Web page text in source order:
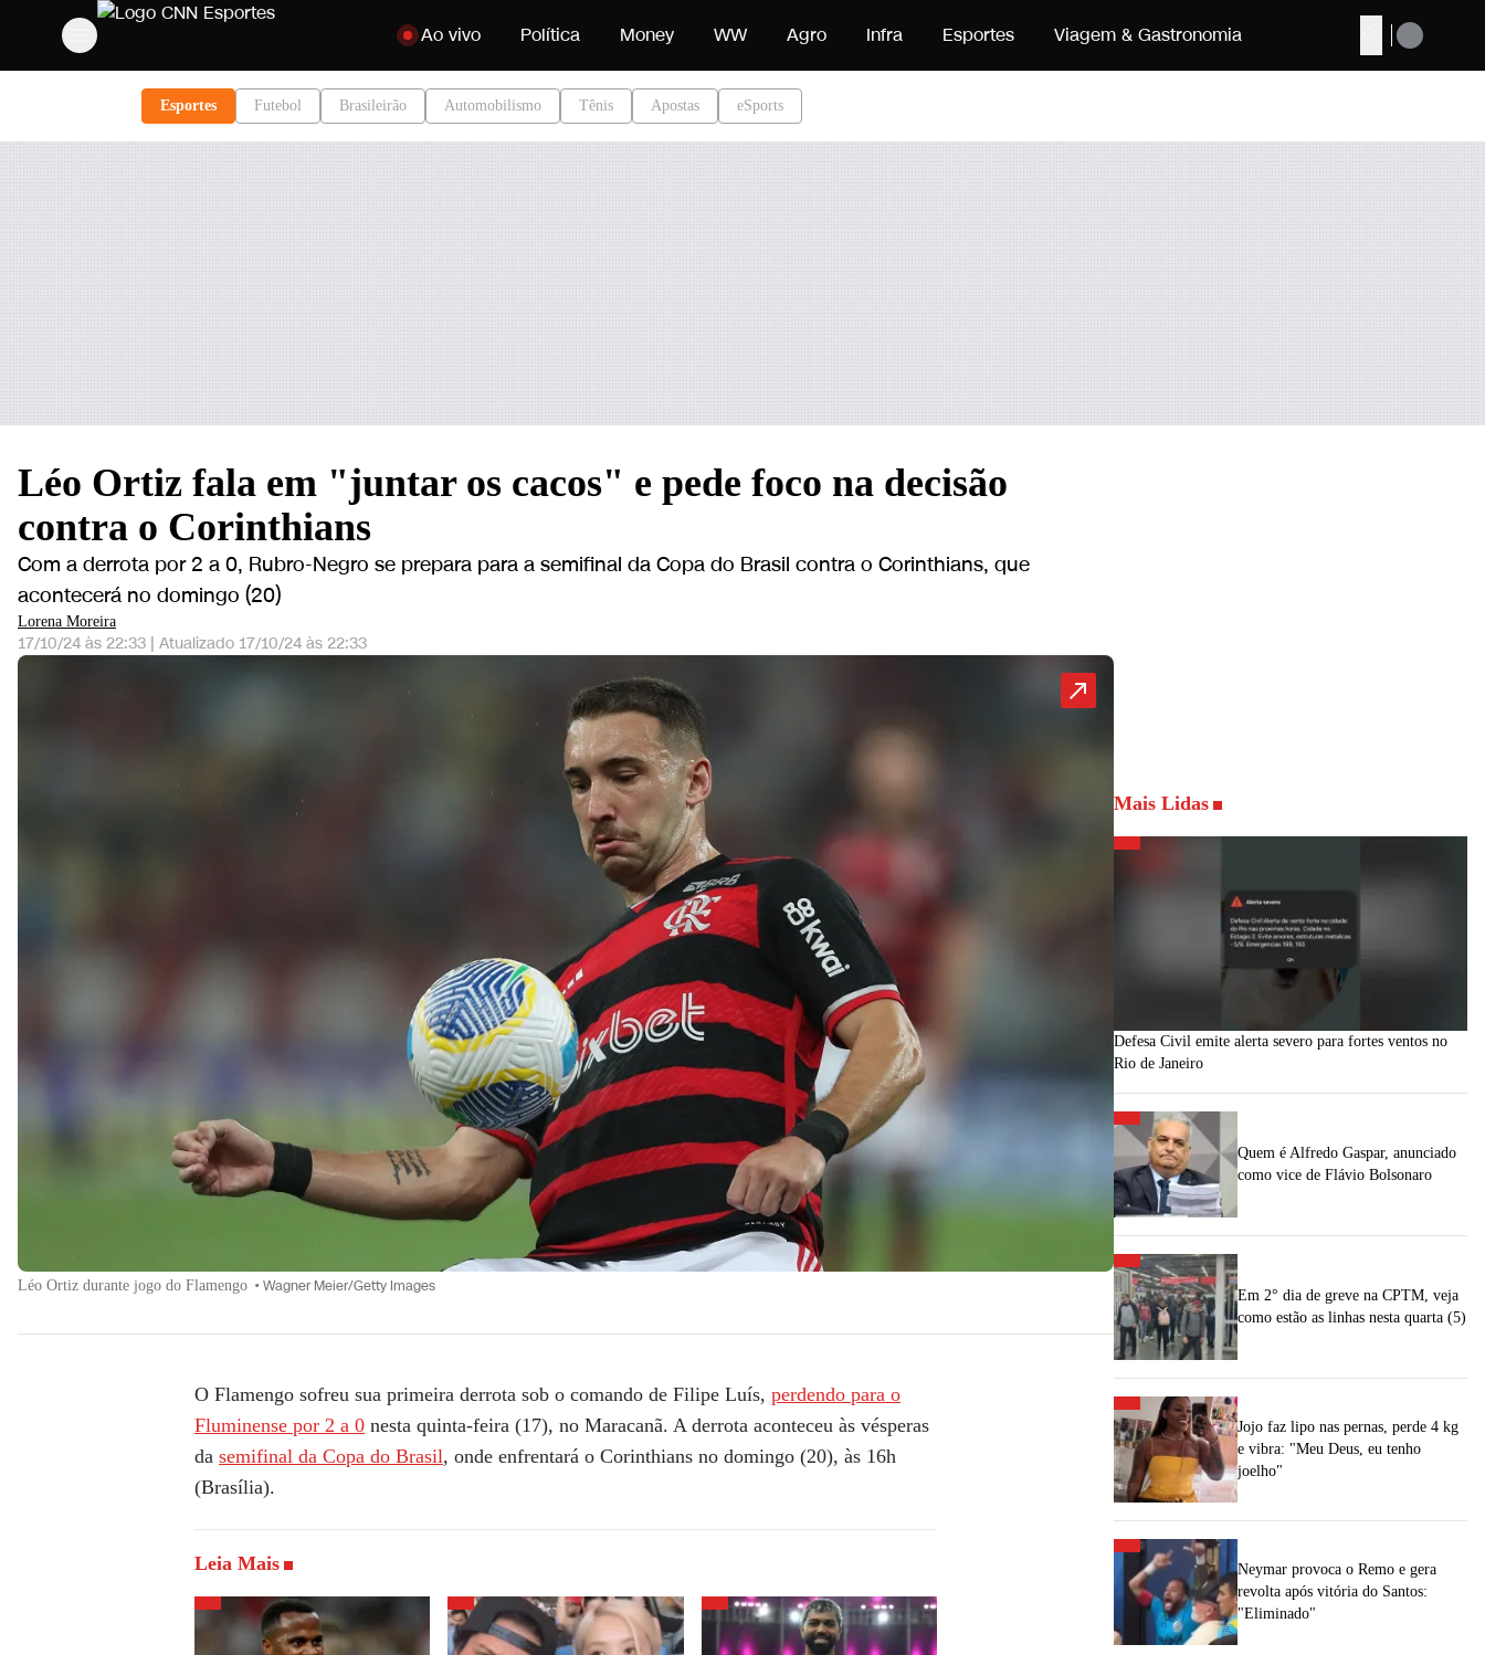
Buscar
Pular para o conteúdo
Ao vivo Política Money WW Agro Infra Esportes Viagem & Gastronomia
Esportes Futebol Brasileirão Automobilismo Tênis Apostas eSports
Léo Ortiz fala em "juntar os cacos" e pede foco na decisão
contra o Corinthians
Com a derrota por 2 a 0, Rubro-Negro se prepara para a semifinal da Copa do Brasil contra o Corinthians, que
acontecerá no domingo (20)
Lorena Moreira
17/10/24 às 22:33 | Atualizado 17/10/24 às 22:33
Léo Ortiz durante jogo do Flamengo •Wagner Meier/Getty Images
O Flamengo sofreu sua primeira derrota sob o comando de Filipe Luís, perdendo para o
Fluminense por 2 a 0 nesta quinta-feira (17), no Maracanã. A derrota aconteceu às vésperas
da semifinal da Copa do Brasil, onde enfrentará o Corinthians no domingo (20), às 16h
(Brasília).
Leia Mais
Mais Lidas
Defesa Civil emite alerta severo para fortes ventos no
Rio de Janeiro
Quem é Alfredo Gaspar, anunciado
como vice de Flávio Bolsonaro
Em 2° dia de greve na CPTM, veja
como estão as linhas nesta quarta (5)
Jojo faz lipo nas pernas, perde 4 kg
e vibra: "Meu Deus, eu tenho
joelho"
Neymar provoca o Remo e gera
revolta após vitória do Santos:
"Eliminado"